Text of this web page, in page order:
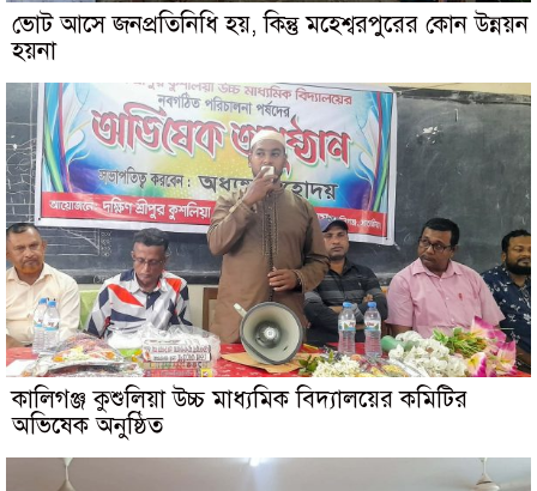
ভোট আসে জনপ্রতিনিধি হয়, কিন্তু মহেশ্বরপুরের কোন উন্নয়ন
হয়না
কালিগঞ্জ কুশুলিয়া উচ্চ মাধ্যমিক বিদ্যালয়ের কমিটির
অভিষেক অনুষ্ঠিত